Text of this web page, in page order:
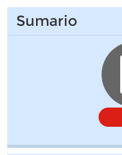
Sumario